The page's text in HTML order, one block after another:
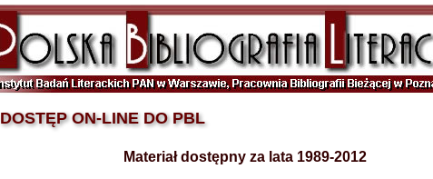
DOSTĘP ON-LINE DO PBL
Materiał dostępny za lata 1989-2012